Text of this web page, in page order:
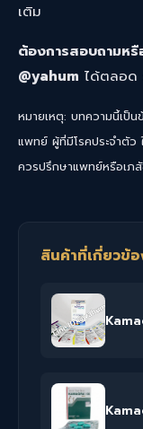
เติม
ต้องการสอบถามห
@yahum ได้ตลอด
หมายเหตุ: บทความนี้เป็น
แพทย์ ผู้ที่มีโรคประจำตัว
ควรปรึกษาแพทย์หรือเภ
สินค้าที่เกี่ยวข้